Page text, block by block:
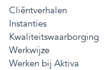
Cliëntverhalen
Instanties
Kwaliteitswaarborging
Werkwijze
Werken bij Aktiva